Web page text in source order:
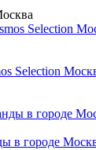
Selection
в городе